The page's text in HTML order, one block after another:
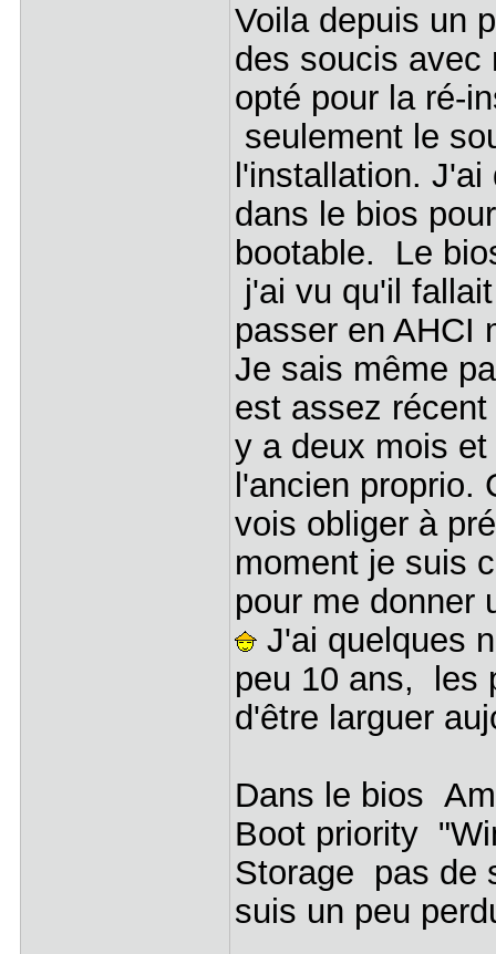
Voila depuis un
des soucis
opté pour la ré-
seulement le
l'installation.
dans le bios
bootable. Le
j'ai vu qu'il
passer en AHCI
Je sais même
est assez
y a deux mois
l'ancien proprio.
vois obliger à
moment je suis
pour me donner
J'ai quelques
peu 10 ans, les
d'être larguer
Dans le bios
Boot priority
Storage pas
suis un peu